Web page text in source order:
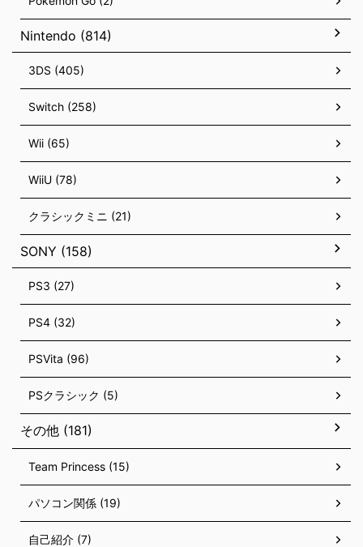
Nintendo (814)
3DS (405)
Switch (258)
Wii (65)
WiiU (78)
クラシックミニ (21)
SONY (158)
PS3 (27)
PS4 (32)
PSVita (96)
PSクラシック (5)
その他 (181)
Team Princess (15)
パソコン関係 (19)
自己紹介 (7)